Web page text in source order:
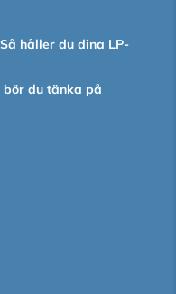
håller du dina LP-
du tänka på